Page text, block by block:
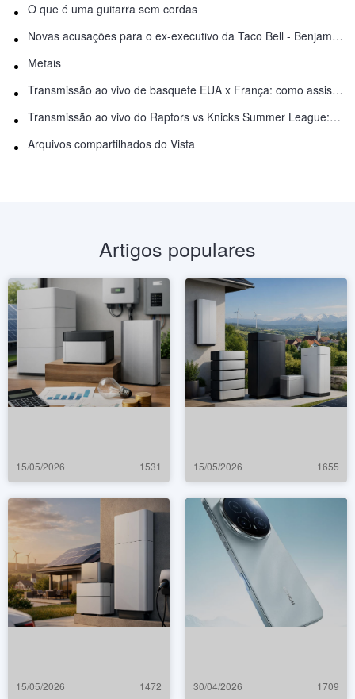
O que é uma guitarra sem cordas
Novas acusações para o ex-executivo da Taco Bell - Benjamin Golden - na briga do Uber
Metais
Transmissão ao vivo de basquete EUA x França: como assistir online
Transmissão ao vivo do Raptors vs Knicks Summer League: como assistir
Arquivos compartilhados do Vista
Artigos populares
15/05/2026 1531 15/05/2026 1655
15/05/2026 1472 30/04/2026 1709